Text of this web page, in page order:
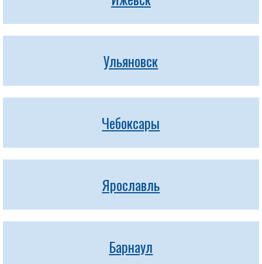
Ульяновск
Чебоксары
Ярославль
Барнаул